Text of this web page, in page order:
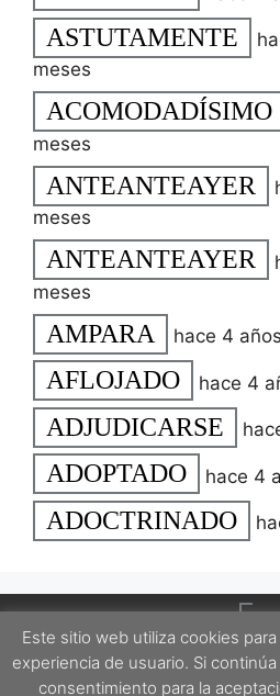
ASTUTAMENTE
meses
ACOMODADÍSIMO
meses
ANTEANTEAYER
meses
ANTEANTEAYER
meses
AMPARA hace 4
AFLOJADO hace 4
ADJUDICARSE
ADOPTADO hace 4
ADOCTRINADO
Este sitio web utiliza cookies
experiencia de usuario. Si
consentimiento para la